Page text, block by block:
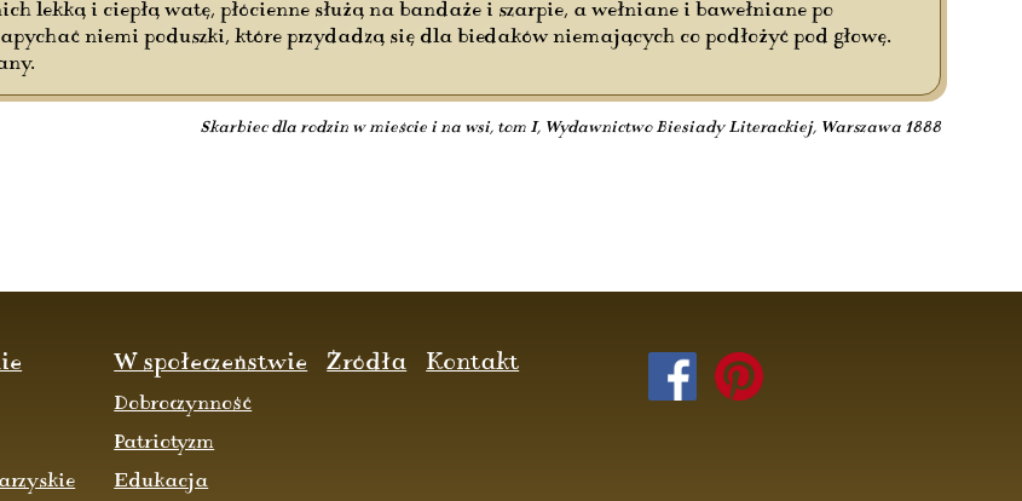
lekką i ciepłą watę, płócienne służą na bandaże i szarpie, a wełniane i bawełniane po
niemi poduszki, które przydadzą się dla biedaków niemających co podłożyć pod głowę.
Skarbiec dla rodzin w mieście i na wsi, tom I, Wydawnictwo Biesiady Literackiej, Warszawa 1888
W społeczeństwie
Dobroczynność
Patriotyzm
Edukacja
Źródła Kontakt